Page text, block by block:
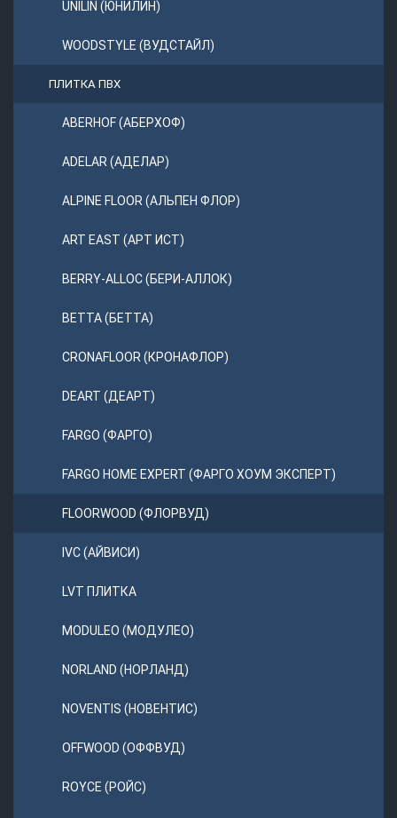
UNILIN (ЮНИЛИН)
WOODSTYLE (ВУДСТАЙЛ)
ПЛИТКА ПВХ
ABERHOF (АБЕРХОФ)
ADELAR (АДЕЛАР)
ALPINE FLOOR (АЛЬПЕН ФЛОР)
ART EAST (АРТ ИСТ)
BERRY-ALLOC (БЕРИ-АЛЛОК)
BETTA (БЕТТА)
CRONAFLOOR (КРОНАФЛОР)
DEART (ДЕАРТ)
FARGO (ФАРГО)
FARGO HOME EXPERT (ФАРГО ХОУМ ЭКСПЕРТ)
FLOORWOOD (ФЛОРВУД)
IVC (АЙВИСИ)
LVT ПЛИТКА
MODULEO (МОДУЛЕО)
NORLAND (НОРЛАНД)
NOVENTIS (НОВЕНТИС)
OFFWOOD (ОФФВУД)
ROYCE (РОЙС)